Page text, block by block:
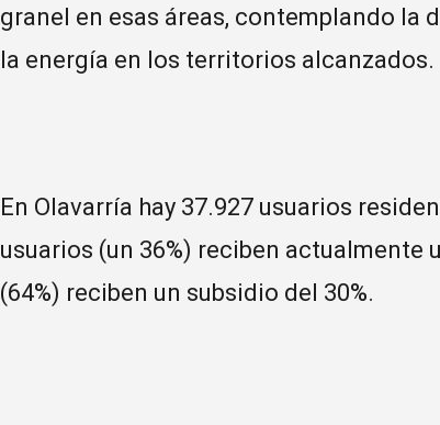
granel en esas áreas, contemplando la
la energía en los territorios alcanzados.
En Olavarría hay 37.927 usuarios
usuarios (un 36%) reciben actualmente
(64%) reciben un subsidio del 30%.